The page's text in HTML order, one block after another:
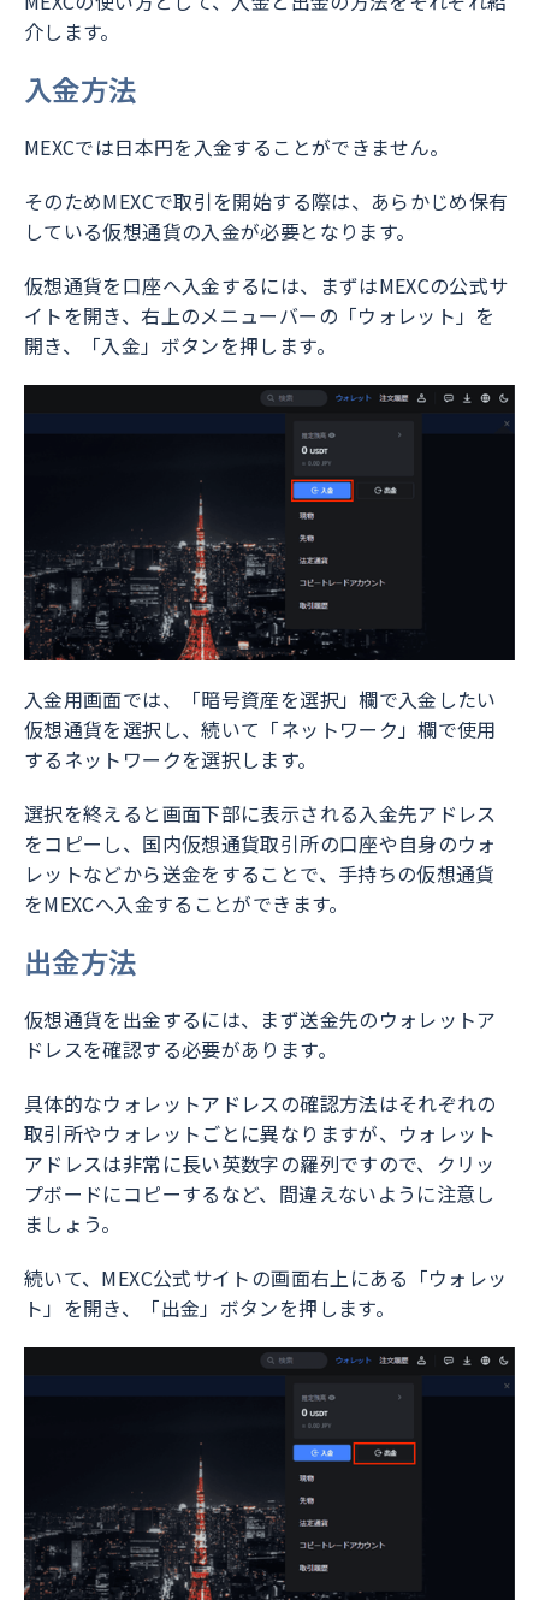
介します。
入金方法
MEXCでは日本円を入金することができません。
そのためMEXCで取引を開始する際は、あらかじめ保有
している仮想通貨の入金が必要となります。
仮想通貨を口座へ入金するには、まずはMEXCの公式サ
イトを開き、右上のメニューバーの「ウォレット」を
開き、「入金」ボタンを押します。
入金用画面では、「暗号資産を選択」欄で入金したい
仮想通貨を選択し、続いて「ネットワーク」欄で使用
するネットワークを選択します。
選択を終えると画面下部に表示される入金先アドレス
をコピーし、国内仮想通貨取引所の口座や自身のウォ
レットなどから送金をすることで、手持ちの仮想通貨
をMEXCへ入金することができます。
出金方法
仮想通貨を出金するには、まず送金先のウォレットア
ドレスを確認する必要があります。
具体的なウォレットアドレスの確認方法はそれぞれの
取引所やウォレットごとに異なりますが、ウォレット
アドレスは非常に長い英数字の羅列ですので、クリッ
プボードにコピーするなど、間違えないように注意し
ましょう。
続いて、MEXC公式サイトの画面右上にある「ウォレッ
ト」を開き、「出金」ボタンを押します。